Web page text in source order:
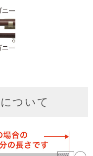
ついて